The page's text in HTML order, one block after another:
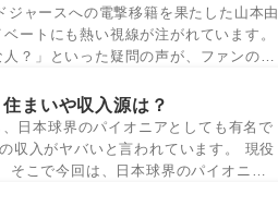
ャースへの電撃移籍を果たした山本由
ートにも熱い視線が注がれています。
？」といった疑問の声が、ファンの間
まいや収入源は？
日本球界のパイオニアとしても有名で
収入がヤバいと言われています。 現役
こで今回は、日本球界のパイオニア